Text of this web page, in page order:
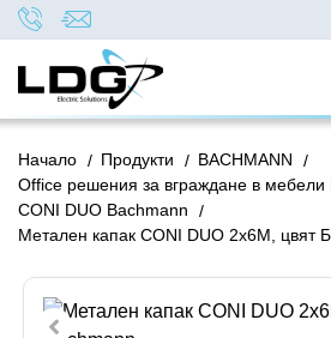
/
Начало /
Продукти /
BACHMANN
Office решения за вграждане в мебели
/
CONI DUO Bachmann
Метален капак CONI DUO 2x6M, цвят